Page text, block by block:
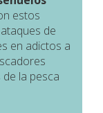
estos
de
en adictos a
la pesca